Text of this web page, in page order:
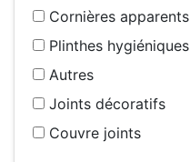
Cornières apparents
Plinthes hygiéniques
Autres
Joints décoratifs
Couvre joints